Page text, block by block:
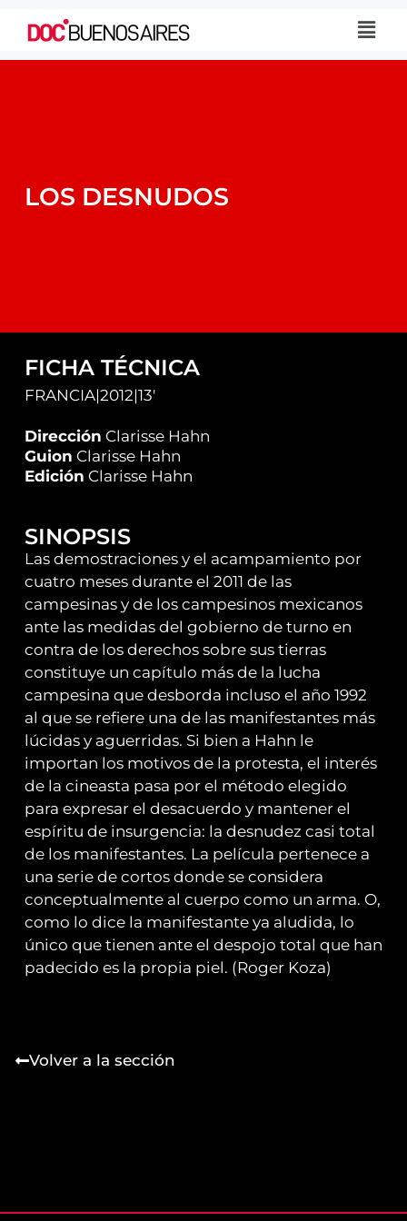
LOS DESNUDOS
FICHA TÉCNICA
FRANCIA|2012|13'
Dirección Clarisse Hahn
Guion Clarisse Hahn
Edición Clarisse Hahn
SINOPSIS
Las demostraciones y el acampamiento por
cuatro meses durante el 2011 de las
campesinas y de los campesinos mexicanos
ante las medidas del gobierno de turno en
contra de los derechos sobre sus tierras
constituye un capítulo más de la lucha
campesina que desborda incluso el año 1992
al que se refiere una de las manifestantes más
lúcidas y aguerridas. Si bien a Hahn le
importan los motivos de la protesta, el interés
de la cineasta pasa por el método elegido
para expresar el desacuerdo y mantener el
espíritu de insurgencia: la desnudez casi total
de los manifestantes. La película pertenece a
una serie de cortos donde se considera
conceptualmente al cuerpo como un arma. O,
como lo dice la manifestante ya aludida, lo
único que tienen ante el despojo total que han
padecido es la propia piel. (Roger Koza)
Volver a la sección